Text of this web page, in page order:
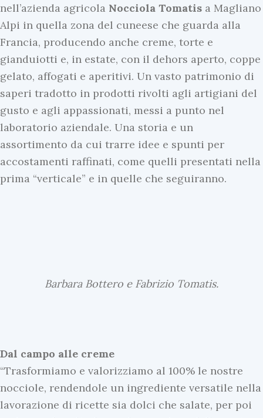
nell’azienda agricola Nocciola Tomatis a Magliano
Alpi in quella zona del cuneese che guarda alla
Francia, producendo anche creme, torte e
gianduiotti e, in estate, con il dehors aperto, coppe
gelato, affogati e aperitivi. Un vasto patrimonio di
saperi tradotto in prodotti rivolti agli artigiani del
gusto e agli appassionati, messi a punto nel
laboratorio aziendale. Una storia e un
assortimento da cui trarre idee e spunti per
accostamenti raffinati, come quelli presentati nella
prima “verticale” e in quelle che seguiranno.
Barbara Bottero e Fabrizio Tomatis.
Dal campo alle creme
“Trasformiamo e valorizziamo al 100% le nostre
nocciole, rendendole un ingrediente versatile nella
lavorazione di ricette sia dolci che salate, per poi